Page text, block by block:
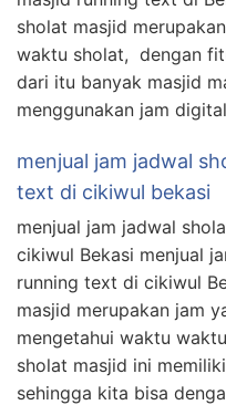
sholat masjid
waktu sholat, dengan
dari itu banyak masjid
menggunakan jam
menjual jam jadwal
text di cikiwul bekasi
menjual jam jadwal
cikiwul Bekasi menjual
running text di cikiwul
masjid merupakan jam
mengetahui waktu
sholat masjid ini
sehingga kita bisa